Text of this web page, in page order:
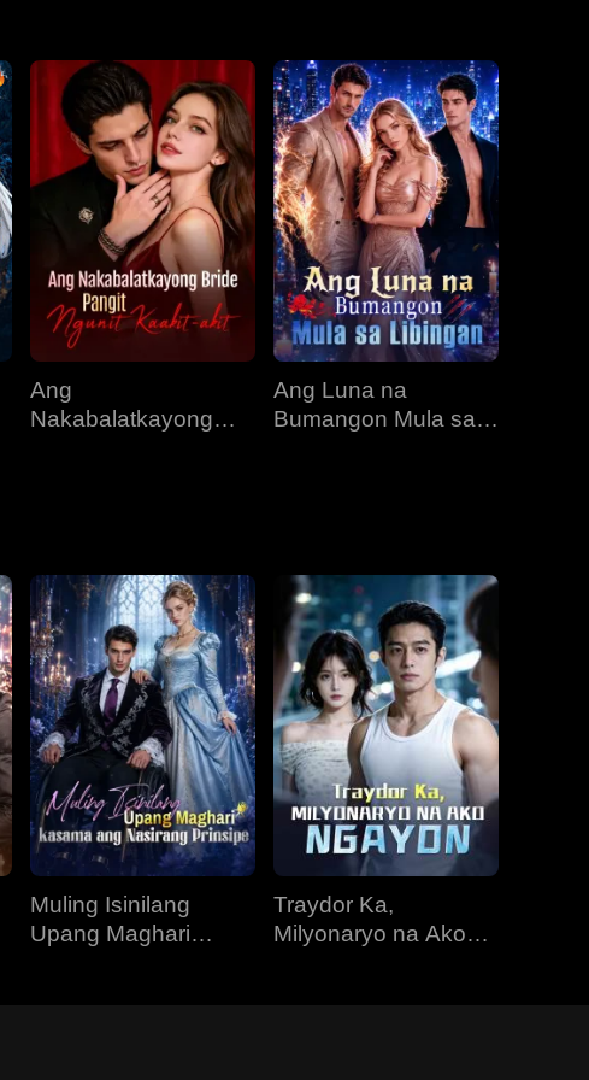
EP 34 EP 35 EP 36
EP 37 EP 38 EP 39
Ang
Nakabalatkayong
Ang Luna na
Bumangon Mula sa
Muling Isinilang
Upang Maghari
Traydor Ka,
Milyonaryo na Ako